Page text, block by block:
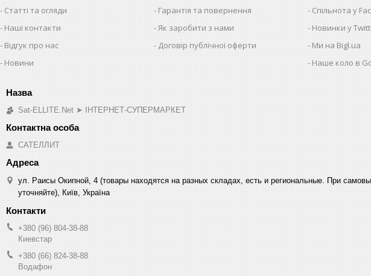
Статті та огляди
Наші контакти
Відгук про нас
Новини
Гарантія та повернення
Як заробити з нами
Договір публічної оферти
Спільнота у
Новинки у
Ми на Bigl.ua
Наше коло в
Sat-ELLITE.Net ➤ ІНТЕРНЕТ-СУПЕРМАРКЕТ
САТЕЛЛИТ
ул. Раисы Окипной, 4 (товары находятся на разных складах, есть и региональные. При
уточняйте), Київ, Україна
+380 (96) 804-38-88
Киевстар
+380 (66) 824-38-88
Водафон